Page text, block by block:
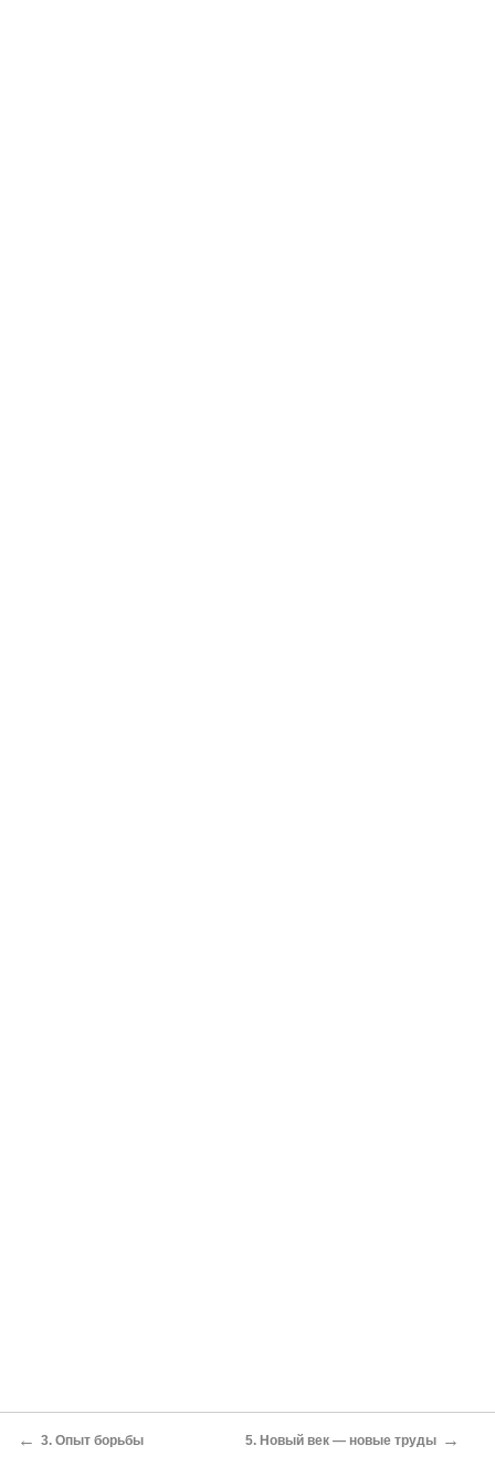
← 3. Опыт борьбы 5. Новый век — новые труды →